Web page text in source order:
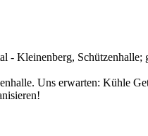
- Kleinenberg, Schützenhalle;
Uns erwarten: Kühle